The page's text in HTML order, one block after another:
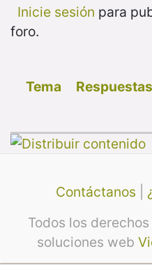
Inicie sesión para
foro.
Tema Respuestas
Contáctanos
Todos los
soluciones web